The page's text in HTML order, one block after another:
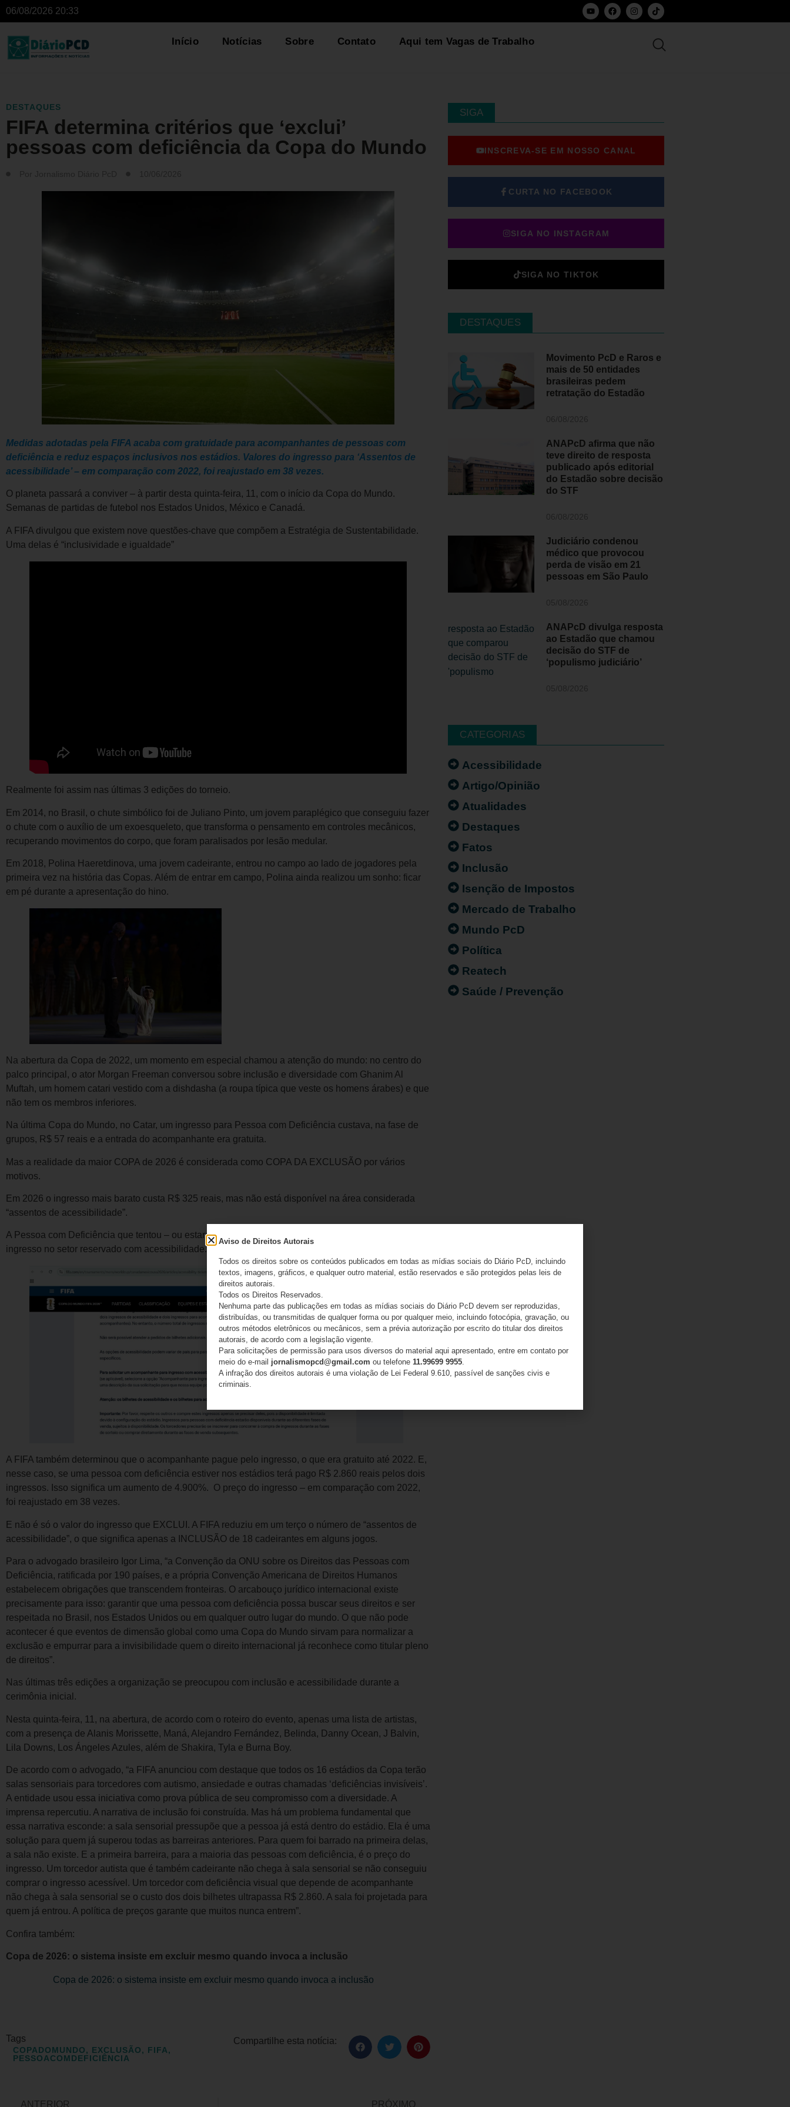
06/08/2026 20:33
Início Notícias Sobre Contato Aqui tem Vagas de Trabalho
DESTAQUES
FIFA determina critérios que ‘exclui’
pessoas com deficiência da Copa do Mundo
Medidas adotadas pela FIFA acaba com gratuidade para acompanhantes de pessoas com
deficiência e reduz espaços inclusivos nos estádios. Valores do ingresso para ‘Assentos de
acessibilidade’ – em comparação com 2022, foi reajustado em 38 vezes.
O planeta passará a conviver – à partir desta quinta-feira, 11, com o início da Copa do Mundo.
Semanas de partidas de futebol nos Estados Unidos, México e Canadá.
A FIFA divulgou que existem nove questões-chave que compõem a Estratégia de Sustentabilidade.
Uma delas é “inclusividade e igualdade”
Realmente foi assim nas últimas 3 edições do torneio.
Em 2014, no Brasil, o chute simbólico foi de Juliano Pinto, um jovem paraplégico que conseguiu fazer
o chute com o auxílio de um exoesqueleto, que transforma o pensamento em controles mecânicos,
recuperando movimentos do corpo, que foram paralisados por lesão medular.
Em 2018, Polina Haeretdinova, uma jovem cadeirante, entrou no campo ao lado de jogadores pela
primeira vez na história das Copas. Além de entrar em campo, Polina ainda realizou um sonho: ficar
em pé durante a apresentação do hino.
Na abertura da Copa de 2022, um momento em especial chamou a atenção do mundo: no centro do
palco principal, o ator Morgan Freeman conversou sobre inclusão e diversidade com Ghanim Al
Muftah, um homem catari vestido com a dishdasha (a roupa típica que veste os homens árabes) e que
não tem os membros inferiores.
Na última Copa do Mundo, no Catar, um ingresso para Pessoa com Deficiência custava, na fase de
grupos, R$ 57 reais e a entrada do acompanhante era gratuita.
Mas a realidade da maior COPA de 2026 é considerada como COPA DA EXCLUSÃO por vários
motivos.
Em 2026 o ingresso mais barato custa R$ 325 reais, mas não está disponível na área considerada
“assentos de acessibilidade”.
A Pessoa com Deficiência que tentou – ou estará nos estádios, tem que pagar R$ 1.430 pelo seu
ingresso no setor reservado com acessibilidade.
A FIFA também determinou que o acompanhante pague pelo ingresso, o que era gratuito até 2022. E,
nesse caso, se uma pessoa com deficiência estiver nos estádios terá pago R$ 2.860 reais pelos dois
ingressos. Isso significa um aumento de 4.900%. O preço do ingresso – em comparação com 2022,
foi reajustado em 38 vezes.
E não é só o valor do ingresso que EXCLUI. A FIFA reduziu em um terço o número de “assentos de
acessibilidade”, o que significa apenas a INCLUSÃO de 18 cadeirantes em alguns jogos.
Para o advogado brasileiro Igor Lima, “a Convenção da ONU sobre os Direitos das Pessoas com
Deficiência, ratificada por 190 países, e a própria Convenção Americana de Direitos Humanos
estabelecem obrigações que transcendem fronteiras. O arcabouço jurídico internacional existe
precisamente para isso: garantir que uma pessoa com deficiência possa buscar seus direitos e ser
respeitada no Brasil, nos Estados Unidos ou em qualquer outro lugar do mundo. O que não pode
acontecer é que eventos de dimensão global como uma Copa do Mundo sirvam para normalizar a
exclusão e empurrar para a invisibilidade quem o direito internacional já reconhece como titular pleno
de direitos”.
Nas últimas três edições a organização se preocupou com inclusão e acessibilidade durante a
cerimônia inicial.
Nesta quinta-feira, 11, na abertura, de acordo com o roteiro do evento, apenas uma lista de artistas,
com a presença de Alanis Morissette, Maná, Alejandro Fernández, Belinda, Danny Ocean, J Balvin,
Lila Downs, Los Ángeles Azules, além de Shakira, Tyla e Burna Boy.
De acordo com o advogado, “a FIFA anunciou com destaque que todos os 16 estádios da Copa terão
salas sensoriais para torcedores com autismo, ansiedade e outras chamadas ‘deficiências invisíveis’.
A entidade usou essa iniciativa como prova pública de seu compromisso com a diversidade. A
imprensa repercutiu. A narrativa de inclusão foi construída. Mas há um problema fundamental que
essa narrativa esconde: a sala sensorial pressupõe que a pessoa já está dentro do estádio. Ela é uma
solução para quem já superou todas as barreiras anteriores. Para quem foi barrado na primeira delas,
a sala não existe. E a primeira barreira, para a maioria das pessoas com deficiência, é o preço do
ingresso. Um torcedor autista que é também cadeirante não chega à sala sensorial se não conseguiu
comprar o ingresso acessível. Um torcedor com deficiência visual que depende de acompanhante
não chega à sala sensorial se o custo dos dois bilhetes ultrapassa R$ 2.860. A sala foi projetada para
quem já entrou. A política de preços garante que muitos nunca entrem”.
Confira também:
Copa de 2026: o sistema insiste em excluir mesmo quando invoca a inclusão
Copa de 2026: o sistema insiste em excluir mesmo quando invoca a inclusão
Tags
COPADOMUNDO, EXCLUSÃO, FIFA,
PESSOACOMDEFICIÊNCIA
Compartilhe esta notícia:
ANTERIOR PRÓXIMO
SIGA
INSCREVA-SE EM NOSSO CANAL
CURTA NO FACEBOOK
SIGA NO INSTAGRAM
SIGA NO TIKTOK
DESTAQUES
Movimento PcD e Raros e
mais de 50 entidades
brasileiras pedem
retratação do Estadão
ANAPcD afirma que não
teve direito de resposta
publicado após editorial
do Estadão sobre decisão
do STF
Judiciário condenou
médico que provocou
perda de visão em 21
pessoas em São Paulo
ANAPcD divulga resposta
ao Estadão que chamou
decisão do STF de
‘populismo judiciário’
CATEGORIAS
Acessibilidade
Artigo/Opinião
Atualidades
Destaques
Fatos
Inclusão
Isenção de Impostos
Mercado de Trabalho
Mundo PcD
Política
Reatech
Saúde / Prevenção
Aviso de Direitos Autorais
Todos os direitos sobre os conteúdos publicados em todas as mídias sociais do Diário PcD, incluindo
textos, imagens, gráficos, e qualquer outro material, estão reservados e são protegidos pelas leis de
direitos autorais.
Todos os Direitos Reservados.
Nenhuma parte das publicações em todas as mídias sociais do Diário PcD devem ser reproduzidas,
distribuídas, ou transmitidas de qualquer forma ou por qualquer meio, incluindo fotocópia, gravação, ou
outros métodos eletrônicos ou mecânicos, sem a prévia autorização por escrito do titular dos direitos
autorais, de acordo com a legislação vigente.
Para solicitações de permissão para usos diversos do material aqui apresentado, entre em contato por
meio do e-mail jornalismopcd@gmail.com ou telefone 11.99699 9955
A infração dos direitos autorais é uma violação de Lei Federal 9.610, passível de sanções civis e
criminais.